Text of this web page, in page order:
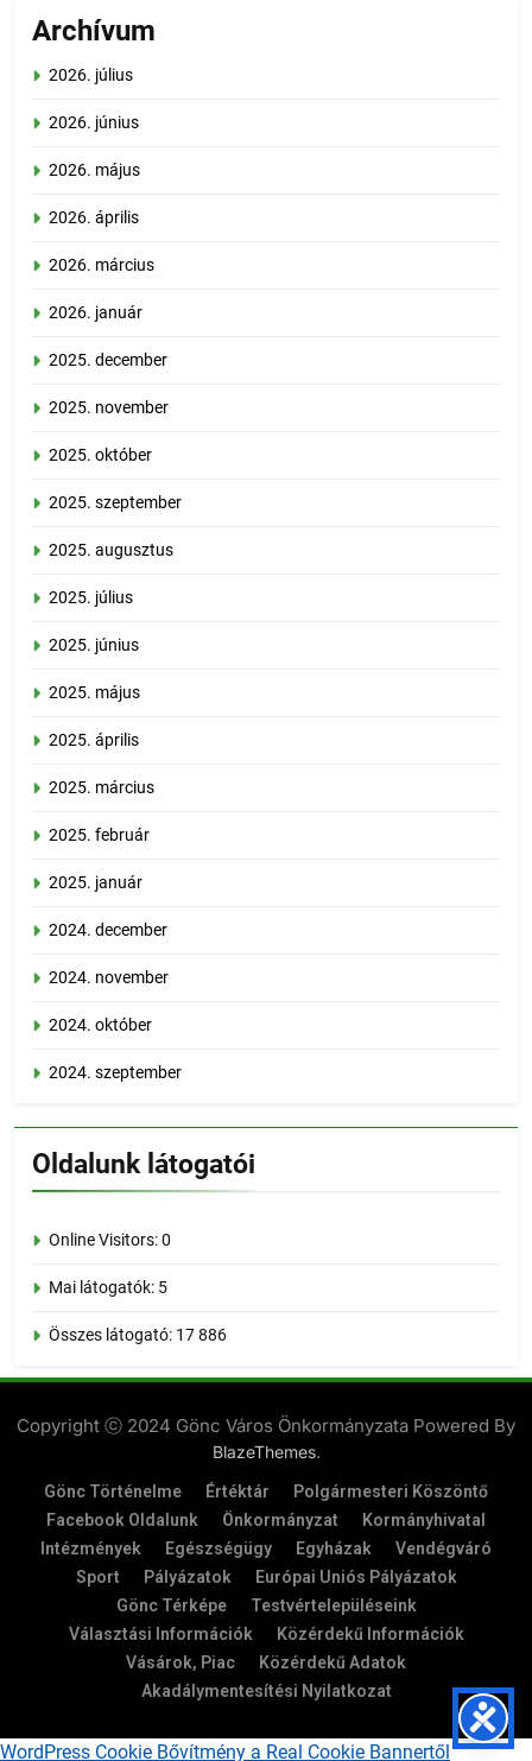
Archívum
2026. július
2026. június
2026. május
2026. április
2026. március
2026. január
2025. december
2025. november
2025. október
2025. szeptember
2025. augusztus
2025. július
2025. június
2025. május
2025. április
2025. március
2025. február
2025. január
2024. december
2024. november
2024. október
2024. szeptember
Oldalunk látogatói
Online Visitors:0
Mai látogatók: 5
Összes látogató: 17 886
Copyright ⓒ 2024 Gönc Város Önkormányzata Powered By
BlazeThemes.
Gönc Történelme Értéktár
Polgármesteri Köszöntő
Facebook Oldalunk
Önkormányzat
Kormányhivatal
Intézmények
Egészségügy Egyházak
Vendégváró
Sport
Pályázatok
Európai Uniós Pályázatok
Gönc Térképe
Testvértelepüléseink
Választási Információk
Közérdekű Információk
Vásárok, Piac
Közérdekű Adatok
Akadálymentesítési Nyilatkozat
WordPress Cookie Bővítmény a Real Cookie Bannertől